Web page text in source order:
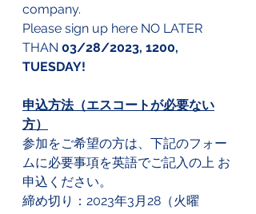
company.
Please sign up here NO LATER
THAN 03/28/2023, 1200,
TUESDAY!
申込方法（エスコートが必要ない
方）
参加をご希望の方は、下記のフォー
ムに必要事項を英語でご記入の上 お
申込ください。
締め切り：2023年3月28（火曜